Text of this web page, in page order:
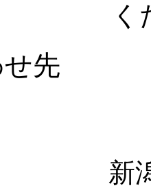
く
先
新